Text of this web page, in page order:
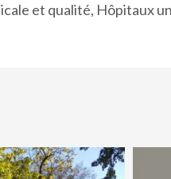
et qualité, Hôpitaux